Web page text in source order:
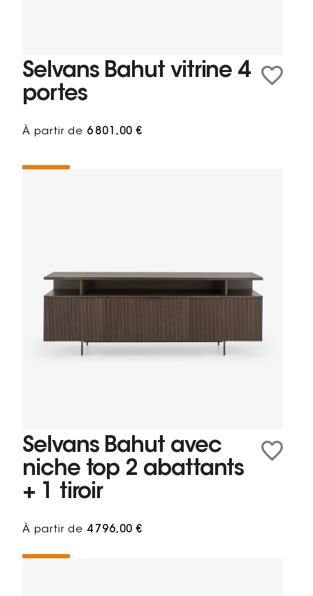
Selvans Bahut vitrine 4
portes
À partir de 6 801,00 €
Selvans Bahut avec
niche top 2 abattants
+ 1 tiroir
À partir de 4 796,00 €